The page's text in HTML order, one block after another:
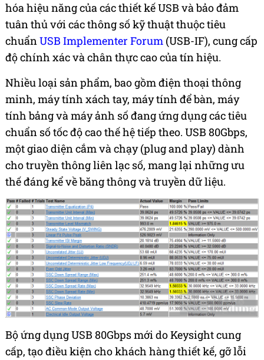
hóa hiệu năng của các thiết kế USB và bảo đảm
tuân thủ với các thông số kỹ thuật thuộc tiêu
chuẩnUSB Implementer Forum (USB-IF), cung cấp
độ chính xác và chân thực cao của tín hiệu.
Nhiều loại sản phẩm, bao gồm điện thoại thông
minh, máy tính xách tay, máy tính để bàn, máy
tính bảng và máy ảnh số đang ứng dụng các tiêu
chuẩn số tốc độ cao thế hệ tiếp theo. USB 80Gbps,
một giao diện cắm và chạy (plug and play) dành
cho truyền thông liên lạc số, mang lại những ưu
thế đáng kể về băng thông và truyền dữ liệu.
Bộ ứng dụng USB 80Gbps mới do Keysight cung
cấp, tạo điều kiện cho khách hàng thiết kế, gỡ lỗi